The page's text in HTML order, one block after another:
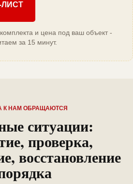
ЛИСТ
и цена под ваш объект -
за 15 минут.
К НАМ ОБРАЩАЮТСЯ
ситуации:
проверка,
восстановление